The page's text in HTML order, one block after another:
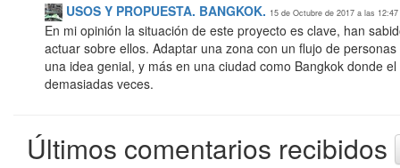
USOS Y PROPUESTA. BANGKOK. 15 de Octubre de 2017 a las 12:47
En mi opinión la situación de este proyecto es clave, han
actuar sobre ellos. Adaptar una zona con un flujo de
una idea genial, y más en una ciudad como Bangkok donde
demasiadas veces.
Últimos comentarios recibidos